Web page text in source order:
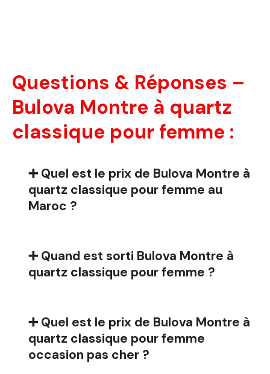
Questions & Réponses –
Bulova Montre à quartz
classique pour femme :
➕ Quel est le prix de Bulova Montre à
quartz classique pour femme au
Maroc ?
➕ Quand est sorti Bulova Montre à
quartz classique pour femme ?
➕ Quel est le prix de Bulova Montre à
quartz classique pour femme
occasion pas cher ?